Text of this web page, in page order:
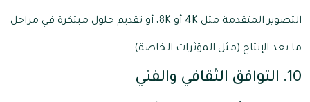
التصوير المتقدمة مثل 4K أو 8K، أو تقديم حلول مبتكرة في مراحل
ما بعد الإنتاج (مثل المؤثرات الخاصة).
10. التوافق الثقافي والفني